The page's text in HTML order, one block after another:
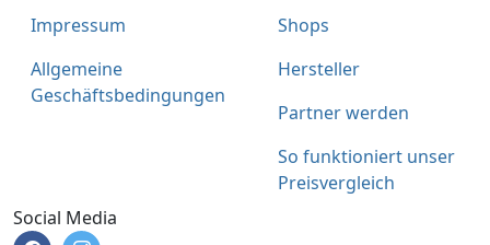
Impressum
Allgemeine
Geschäftsbedingungen
Shops
Hersteller
Partner werden
So funktioniert unser
Preisvergleich
Social Media